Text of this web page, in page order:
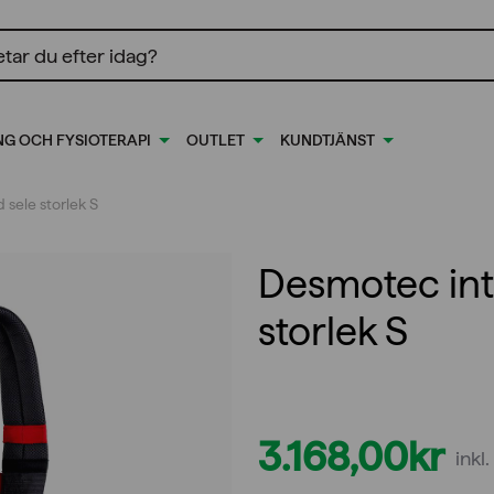
OCH FYSIOTERAPI OUTLET KUNDTJÄNST
sele storlek S
Desmotec
storlek S
3.168,00kr